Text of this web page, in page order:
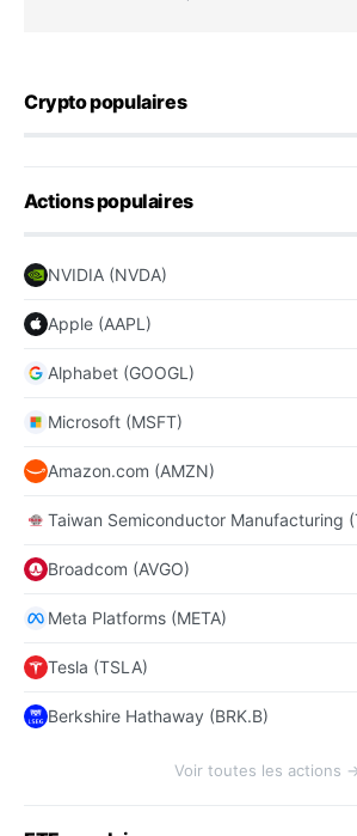
Crypto populaires
Actions populaires
NVIDIA (NVDA)
Apple (AAPL)
Alphabet (GOOGL)
Microsoft (MSFT)
Amazon.com (AMZN)
Taiwan Semiconductor Manufacturing
Broadcom (AVGO)
Meta Platforms (META)
Tesla (TSLA)
Berkshire Hathaway (BRK.B)
Voir toutes les actions